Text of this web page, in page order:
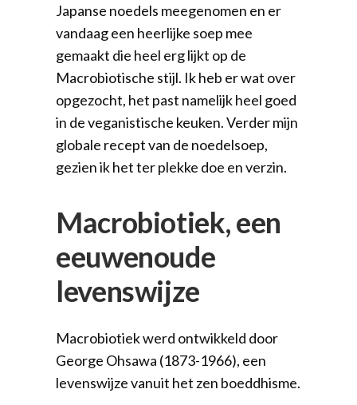
Japanse noedels meegenomen en er
vandaag een heerlijke soep mee
gemaakt die heel erg lijkt op de
Macrobiotische stijl. Ik heb er wat over
opgezocht, het past namelijk heel goed
in de veganistische keuken. Verder mijn
globale recept van de noedelsoep,
gezien ik het ter plekke doe en verzin.
Macrobiotiek, een
eeuwenoude
levenswijze
Macrobiotiek werd ontwikkeld door
George Ohsawa (1873-1966), een
levenswijze vanuit het zen boeddhisme.